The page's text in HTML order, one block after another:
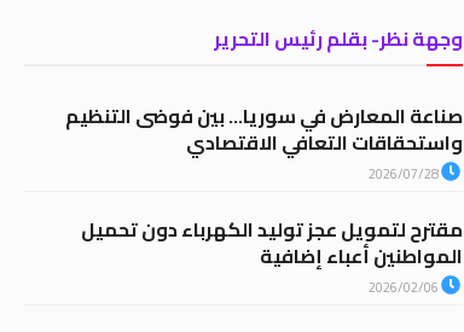
وجهة نظر- بقلم رئيس التحرير
صناعة المعارض في سوريا… بين فوضى التنظيم
واستحقاقات التعافي الاقتصادي
2026/07/28
مقترح لتمويل عجز توليد الكهرباء دون تحميل
المواطنين أعباء إضافية
2026/02/06